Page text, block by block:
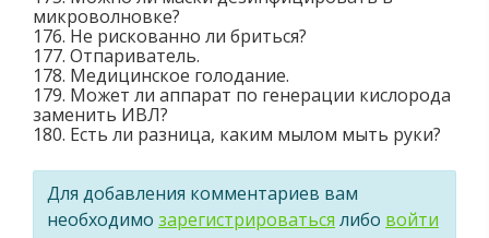
микроволновке?
176. Не рискованно ли бриться?
177. Отпариватель.
178. Медицинское голодание.
179. Может ли аппарат по генерации кислорода
заменить ИВЛ?
180. Есть ли разница, каким мылом мыть руки?
Для добавления комментариев вам
необходимо зарегистрироваться либо войти